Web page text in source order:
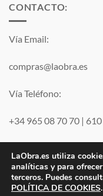
CONTACTO:
Vía Email:
compras@laobra.es
Vía Teléfono:
+34 965 08 70 70 |
LaObra.es utiliza
analíticas y para
terceros. Puedes
POLÍTICA DE COOKIES